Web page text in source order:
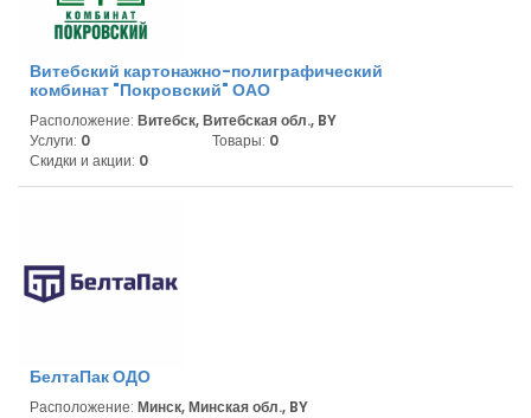
Витебский картонажно-полиграфический
комбинат "Покровский" ОАО
Расположение: Витебск, Витебская обл., BY
Услуги: 0 Товары: 0
Скидки и акции: 0
БелтаПак ОДО
Расположение: Минск, Минская обл., BY